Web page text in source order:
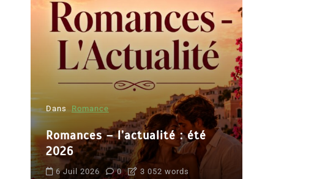
Dans Romance
Romances – l’actualité : été
2026
6 Juil 2026 0 3 052 words